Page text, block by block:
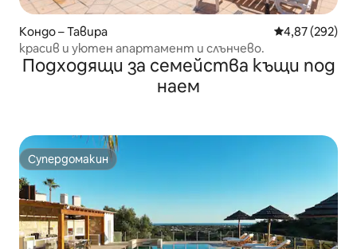
Кондо – Тавира Средна
4,87 (292)
красив и уютен апартамент и слънчево.
Подходящи за семейства къщи под
наем
Супердомакин
Супердомакин